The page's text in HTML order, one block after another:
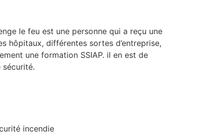
le feu est une personne qui a reçu une
hôpitaux, différentes sortes d’entreprise,
une formation SSIAP. il en est de
incendie